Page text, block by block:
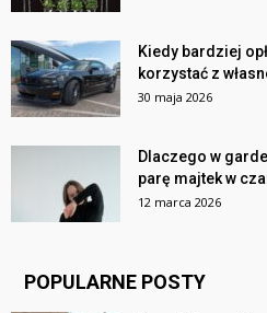
Kiedy bardziej
korzystać z
30 maja 2026
Dlaczego w
parę majtek w
12 marca 2026
POPULARNE POSTY